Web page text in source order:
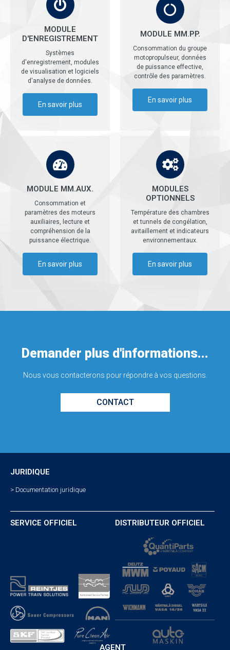
MODULE
D'ENREGISTREMENT
Systèmes
d'enregistrement, modules
de visualisation et logiciels
d'analyse de données.
En savoir plus
MODULE MM.PP.
Consommation du groupe
motopropulseur, données
de puissance effective,
contrôle des paramètres.
En savoir plus
MODULE MM.AUX.
Consommation et
paramètres des moteurs
auxiliaires, lecture et
compréhension de la
puissance électrique.
En savoir plus
MODULES
OPTIONNELS
Température des chambres
et tunnels de congélation,
avitaillement et indicateurs
environnementaux.
En savoir plus
Demander plus d'informations...
Nous vous contacterons pour répondre à vos questions.
CONTACT
JURIDIQUE
> Documentation juridique
SERVICE OFFICIEL DISTRIBUTEUR OFFICIEL
AGENT